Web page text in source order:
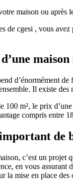
maison ou après
de cgesi , vous
maison
d’énormément
Il existe
100 m², le prix
compris entre
de
c’est un projet
en vous
la mise en place